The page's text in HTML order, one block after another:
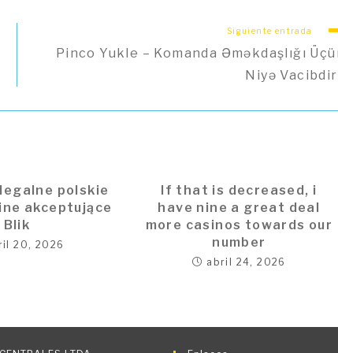
Siguiente entrada
Pinco Yukle – Komanda Əməkdaşlığı
Niyə
polskie
akceptujące
Blik
20, 2026
If that is decreased, i
have nine a great deal
more casinos towards our
number
abril 24, 2026